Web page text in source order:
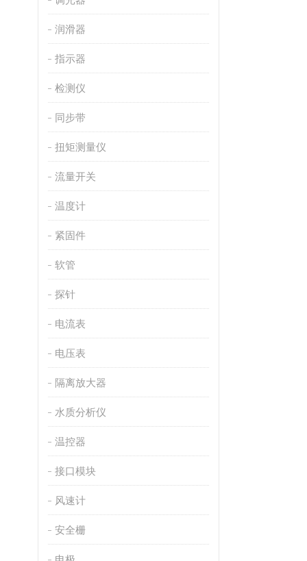
润滑器
指示器
检测仪
同步带
扭矩测量仪
流量开关
温度计
紧固件
软管
探针
电流表
电压表
隔离放大器
水质分析仪
温控器
接口模块
风速计
安全栅